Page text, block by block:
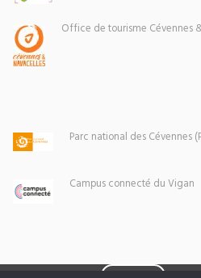
Office de tourisme Cévennes
Parc national des Cévennes
Campus connecté du Vigan